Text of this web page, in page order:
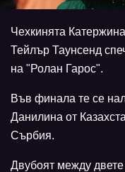
Чехкинята
Тейлър Таунсенд
на "Ролан Гарос".
Във финала те се
Данилина от
Сърбия.
Двубоят между